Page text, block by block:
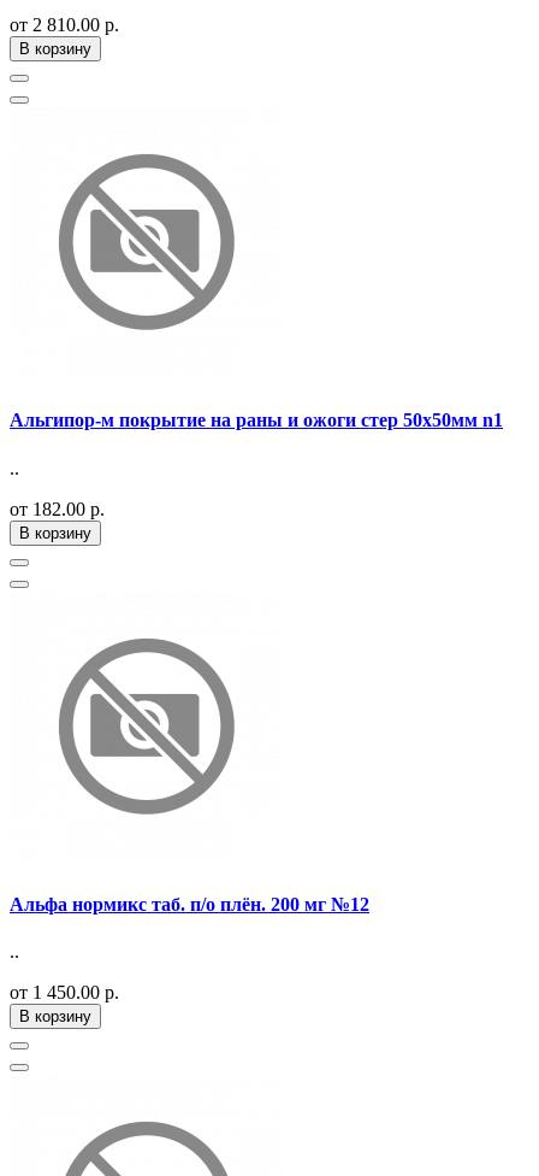
от 2 810.00 р.
В корзину
Альгипор-м покрытие на раны и ожоги стер 50х50мм n1
..
от 182.00 р.
В корзину
Альфа нормикс таб. п/о плён. 200 мг №12
..
от 1 450.00 р.
В корзину